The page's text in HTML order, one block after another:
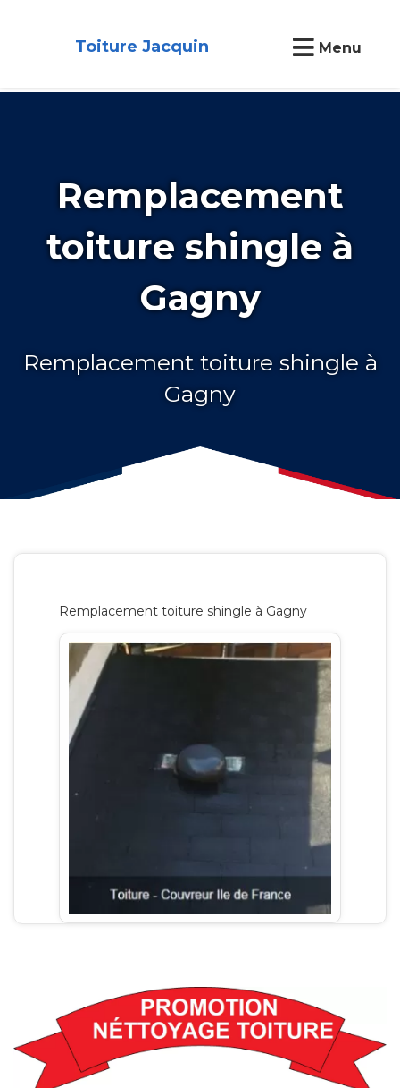
Toiture Jacquin Menu
Remplacement
toiture shingle à
Gagny
Remplacement toiture shingle à
Gagny
Remplacement toiture shingle à Gagny